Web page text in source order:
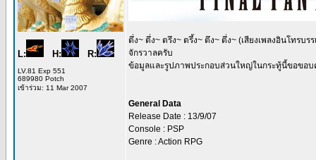
L: H: R:
LV.81 Exp 551
689980 Potch
เข้าร่วม: 11 Mar 2007
ตึ่ง~ ตึ่ง~ ตรึง~ ตรึ้ง~ ตึง~ ตึ่ง~ (เสียงเพลงอินโทร
จักรวาลครับ
ข้อมูลและรูปภาพประกอบส่วนใหญ่ในกระทู้นี้ขอขอบ
General Data
Release Date : 13/9/07
Console : PSP
Genre : Action RPG